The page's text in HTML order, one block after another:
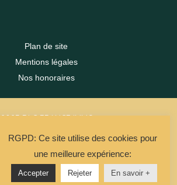
Plan de site
Mentions légales
Nos honoraires
2023 DLC FRANCE IMMO
La Solution Immo
RGPD: Ce site utilise des cookies pour
une meilleure expérience:
Accepter Rejeter En savoir +